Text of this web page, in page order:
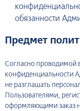
обязанности
Предмет
Согласно проводимой
конфиденциальности
не разглашать
Пользователями,
оформляющими заказ